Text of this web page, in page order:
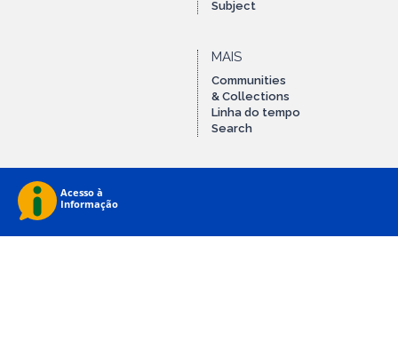
Subject
MAIS
Communities
& Collections
Linha do tempo
Search